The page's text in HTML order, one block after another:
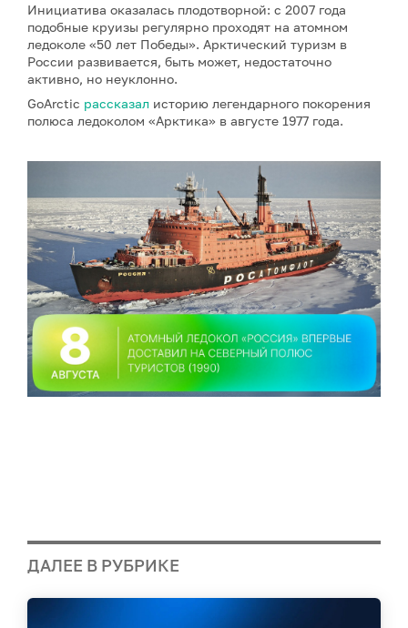
Инициатива оказалась плодотворной: с 2007 года
подобные круизы регулярно проходят на атомном
ледоколе «50 лет Победы». Арктический туризм в
России развивается, быть может, недостаточно
активно, но неуклонно.
GoArctic рассказал историю легендарного покорения
полюса ледоколом «Арктика» в августе 1977 года.
ДАЛЕЕ В РУБРИКЕ